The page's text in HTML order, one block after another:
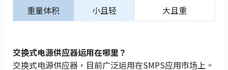
重量体积
小且轻 大且重
交换式电源供应器运用在哪里？
交换式电源供应器，目前广泛运用在SMPS应用市场上。